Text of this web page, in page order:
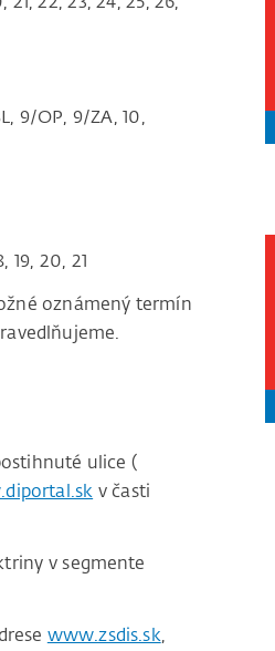
9/OP, 9/ZA, 10,
19, 20, 21
oznámený termín
ulice (
v časti
v segmente
www.zsdis.sk,